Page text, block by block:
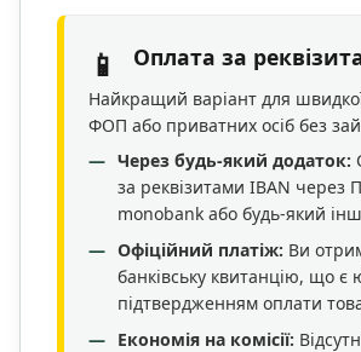
📱 Оплата за
Найкращий варіант для
ФОП або приватних осіб без
Через будь-який додаток:
за реквізитами IBAN через
monobank або будь-який
Офіційний платіж: Ви
банківську квитанцію, що
підтвердженням оплати
Економія на комісії: